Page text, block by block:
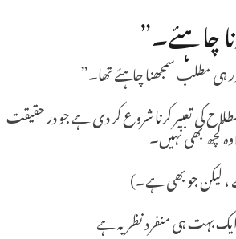
چاہئے۔”
ہی مطلب سمجھنا چاہئے تھا۔”
پانی کی اصطلاح کی تعبیر کرنا شروع کر دی ہے جو در حقیقت
کچھ بھی نہیں۔
، لیکن جو بھی ہے۔)
بہت ہی منفرد نظریہ ہے